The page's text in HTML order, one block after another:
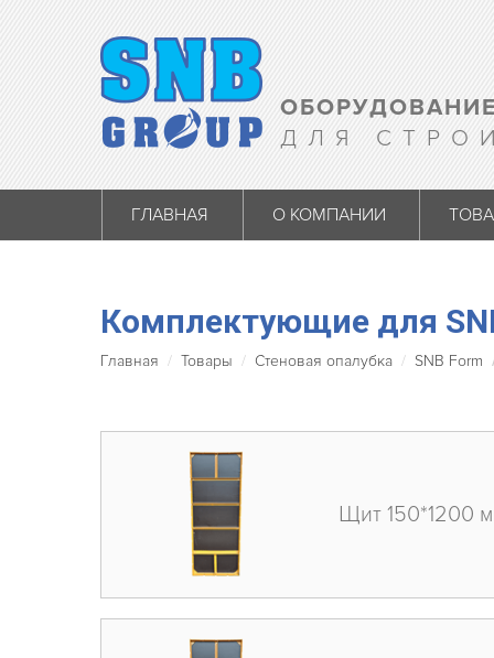
ДЛЯ
ГЛАВНАЯ О КОМПАНИИ
Комплектующие для
Вы здесь:
Главная Товары Стеновая опалубка SNB Form
Щит 150*1200